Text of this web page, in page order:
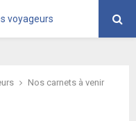
Nos carnets à venir